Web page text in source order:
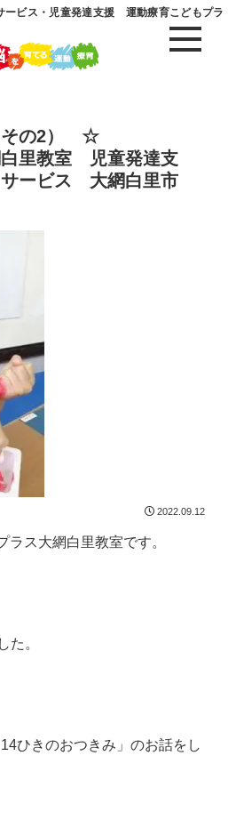
ービス・児童発達支援 運動療育こどもプラ
（その2） ☆
白里教室 児童発達支
ービス 大網白里市
2022.09.12
ス大網白里教室です。
た。
ひきのおつきみ」のお話をし